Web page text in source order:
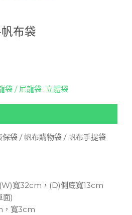
布袋
袋 / 尼龍袋_立體袋
袋 / 帆布購物袋 / 帆布手提袋
寬32cm，(D)側底寬13cm
面)
，寬3cm